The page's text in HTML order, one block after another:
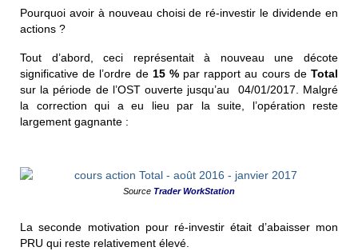
Pourquoi avoir à nouveau choisi de ré-investir le dividende en
actions ?
Tout d’abord, ceci représentait à nouveau une décote
significative de l’ordre de 15 %par rapport au cours deTotal
sur la période de l’OST ouverte jusqu’au 04/01/2017. Malgré
la correction qui a eu lieu par la suite, l’opération reste
largement gagnante :
Source Trader WorkStation
La seconde motivation pour ré-investir était d’abaisser mon
PRU qui reste relativement élevé.